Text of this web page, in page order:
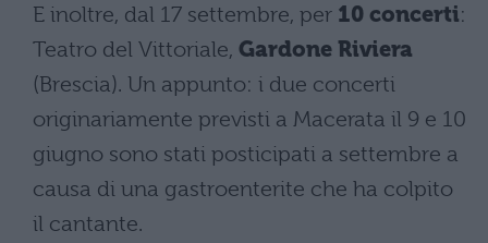
E inoltre, dal 17 settembre, per 10 concerti:
Teatro del Vittoriale, Gardone Riviera
(Brescia). Un appunto: i due concerti
originariamente previsti a Macerata il 9 e 10
giugno sono stati posticipati a settembre a
causa di una gastroenterite che ha colpito
il cantante.